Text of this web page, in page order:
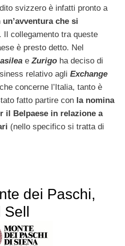
svizzero è infatti pronto a
che si
Il collegamento tra queste
è presto detto. Nel
e Zurigo ha deciso di
relativo agli Exchange
concerne l’Italia, tanto è
fatto partire con la nomina
il Belpaese in relazione a
(nello specifico si tratta di
dei Paschi,
Sell